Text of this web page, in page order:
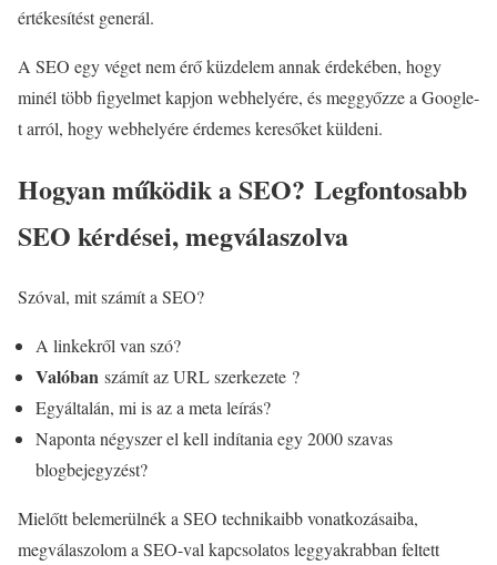
értékesítést generál.
A SEO egy véget nem érő küzdelem annak érdekében, hogy
minél több figyelmet kapjon webhelyére, és meggyőzze a Google-
t arról, hogy webhelyére érdemes keresőket küldeni.
Hogyan működik a SEO? Legfontosabb
SEO kérdései, megválaszolva
Szóval, mit számít a SEO?
A linkekről van szó?
Valóban számít az URL szerkezete ?
Egyáltalán, mi is az a meta leírás?
Naponta négyszer el kell indítania egy 2000 szavas
blogbejegyzést?
Mielőtt belemerülnék a SEO technikaibb vonatkozásaiba,
megválaszolom a SEO-val kapcsolatos leggyakrabban feltett